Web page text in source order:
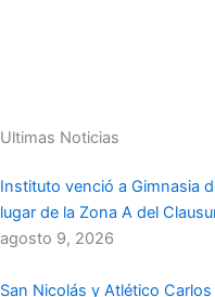
Ultimas Noticias
Instituto venció a Gimnasia
lugar de la Zona A del
agosto 9, 2026
San Nicolás y Atlético